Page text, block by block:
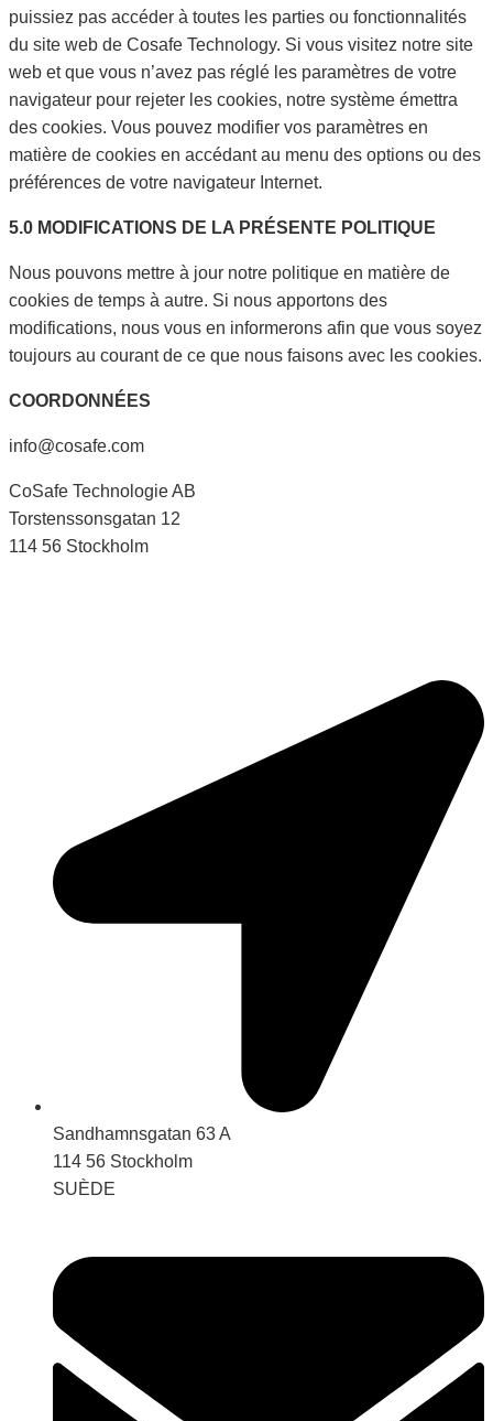
puissiez pas accéder à toutes les parties ou fonctionnalités
du site web de Cosafe Technology. Si vous visitez notre site
web et que vous n’avez pas réglé les paramètres de votre
navigateur pour rejeter les cookies, notre système émettra
des cookies. Vous pouvez modifier vos paramètres en
matière de cookies en accédant au menu des options ou des
préférences de votre navigateur Internet.
5.0 MODIFICATIONS DE LA PRÉSENTE POLITIQUE
Nous pouvons mettre à jour notre politique en matière de
cookies de temps à autre. Si nous apportons des
modifications, nous vous en informerons afin que vous soyez
toujours au courant de ce que nous faisons avec les cookies.
COORDONNÉES
info@cosafe.com
CoSafe Technologie AB
Torstenssonsgatan 12
114 56 Stockholm
Sandhamnsgatan 63 A
114 56 Stockholm
SUÈDE